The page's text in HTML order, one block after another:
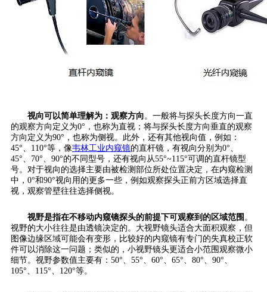
视向可以简单理解为：观察方向。一般将与探头长度方向一直
的观察方向定义为0°，也称为直视；将与探头长度方向垂直的观察
方向定义为90°，也称为侧视。此外，还有其他视向值，例如：
45°、110°等，像韦林工业内窥镜的直杆镜，有视向分别为0°、
45°、70°、90°的不同型号，还有视向从55°~115°可调的直杆镜型
号。对于视向的选择主要由被检测部位所处位置决定，在内窥检测
中，0°和90°视向用的更多一些，例如观察探头正前方区域选择直
视，观察管壁往往选择侧视。
视野是指在不移动内窥镜探头的前提下可观察到的区域范围 。
视野的大小往往是由透镜决定的。大视野镜头适合大面积观察，但
图像边缘区域可能会有变形，比较好的内窥镜有专门的失真校正软
件可以消除这一问题；类似的，小视野镜头更适合小范围观察微小
细节。视野参数值主要有：50°、55°、60°、65°、80°、90°、
105°、115°、120°等。